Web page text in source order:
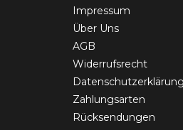
Impressum
Über Uns
AGB
Widerrufsrecht
Datenschutzerklärung
Zahlungsarten
Rücksendungen